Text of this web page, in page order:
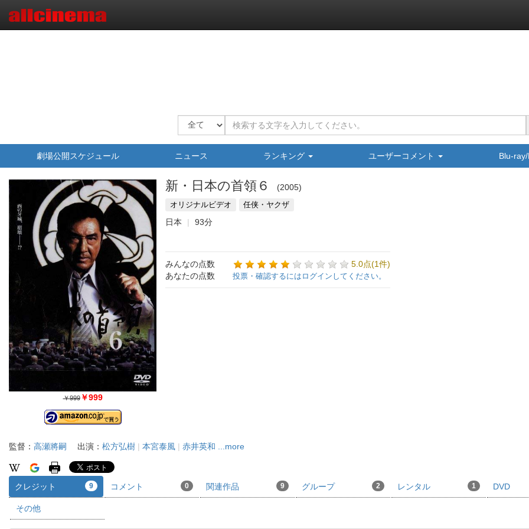
劇場公開スケジュール ニュース ランキング ユーザーコメント Blu-
￥999￥999
新・日本の首領６ 2005
オリジナルビデオ 任侠・ヤクザ
日本 93分
みんなの点数
5.0点(1件)
あなたの点数
投票・確認するにはログインしてください。
監督： 高瀬將嗣 出演： 松方弘樹 | 本宮泰風 | 赤井英和 ...more
クレジット 9 コメント 0 関連作品 9 グループ 2 レンタル 1 DVD
その他